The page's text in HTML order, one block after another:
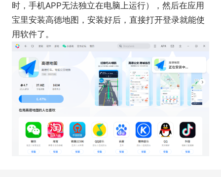
时，手机APP无法独立在电脑上运行），然后在应用
宝里安装高德地图，安装好后，直接打开登录就能使
用软件了。